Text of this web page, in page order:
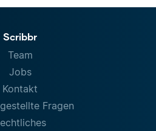
Scribbr
Team
Jobs
Kontakt
Fragen